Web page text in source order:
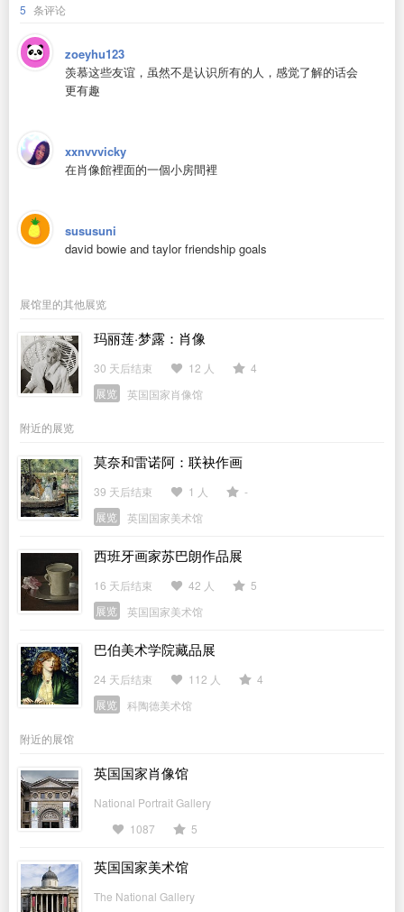
5 条评论
zoeyhu123
羡慕这些友谊，虽然不是认识所有的人，感觉了解的话会
更有趣
xxnvvvicky
在肖像館裡面的一個小房間裡
sususuni
david bowie and taylor friendship goals
展馆里的其他展览
玛丽莲·梦露：肖像
30 天后结束 12 人
4
展览
英国国家肖像馆
附近的展览
莫奈和雷诺阿：联袂作画
39 天后结束 1 人
-
展览
英国国家美术馆
西班牙画家苏巴朗作品展
16 天后结束 42 人
5
展览
英国国家美术馆
巴伯美术学院藏品展
24 天后结束 112 人
4
展览
科陶德美术馆
附近的展馆
英国国家肖像馆
National Portrait Gallery
1087
5
英国国家美术馆
The National Gallery